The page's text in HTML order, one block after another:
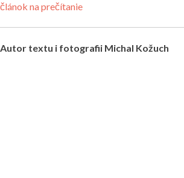
článok na prečítanie
Autor textu i fotografii Michal Kožuch